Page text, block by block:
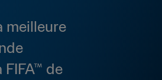
meilleure
FIFA™ de